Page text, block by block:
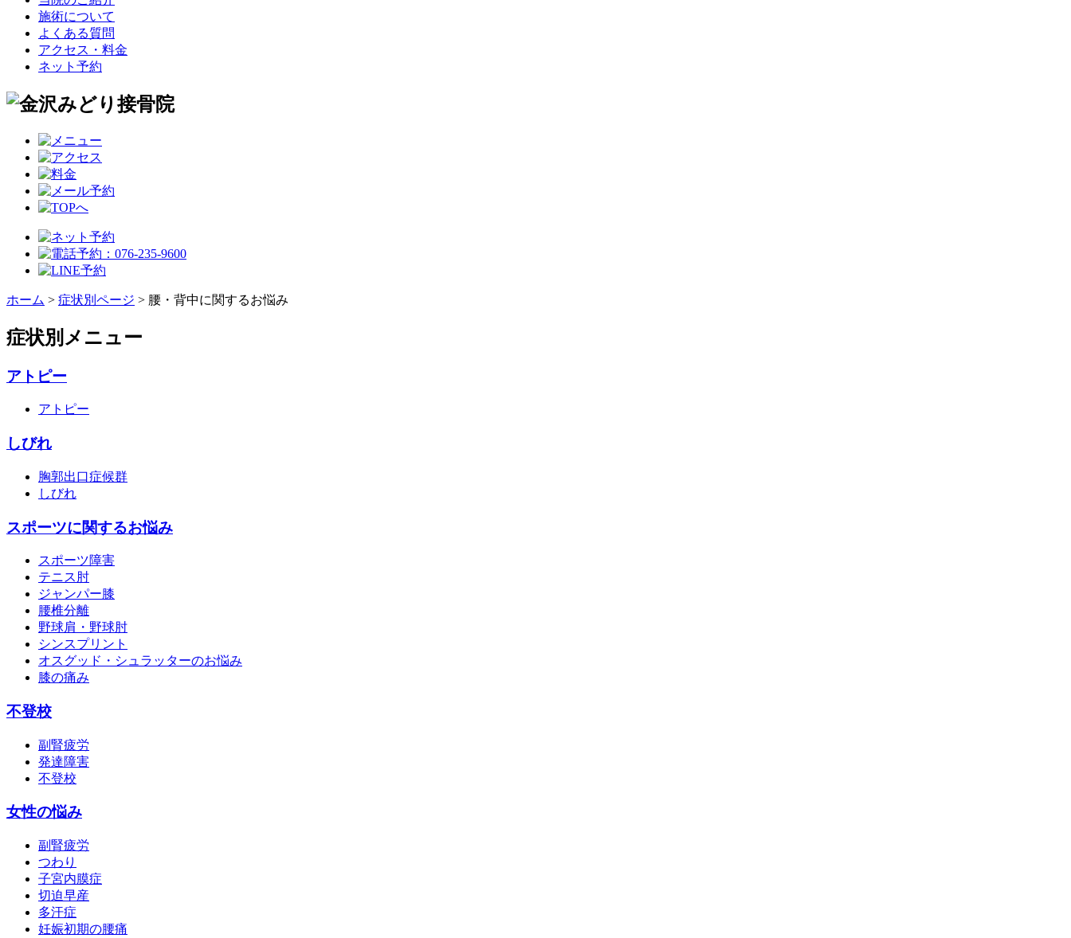
施術について
よくある質問
アクセス・料金
ネット予約
ホーム > 症状別ページ > 腰・背中に関するお悩み
症状別メニュー
アトピー
アトピー
しびれ
胸郭出口症候群
しびれ
スポーツに関するお悩み
スポーツ障害
テニス肘
ジャンパー膝
腰椎分離
野球肩・野球肘
シンスプリント
オスグッド・シュラッターのお悩み
膝の痛み
不登校
副腎疲労
発達障害
不登校
女性の悩み
副腎疲労
つわり
子宮内膜症
切迫早産
多汗症
妊娠初期の腰痛